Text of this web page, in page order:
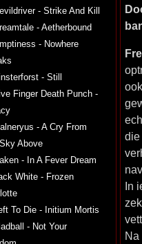
- Strike And Kill
- Aetherbound
- Nowhere
- Still
Finger Death Punch -
- A Cry From
Above
- In A Fever Dream
White - Frozen
To Die - Initium Mortis
- Not Your
In